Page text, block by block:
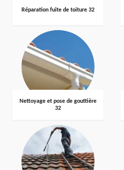
Réparation fuite de toiture 32
Nettoyage et pose de gouttière
32